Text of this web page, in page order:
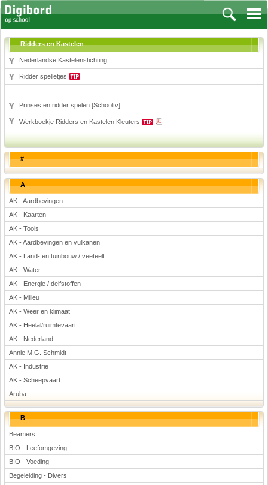
Aardrijkskunde
Biologie
Frans, Duits, Chinees, Spaans
Geschiedenis
Handvaardigheid en Tekenen
Kunst en Cultuur
Levensbeschouwing
Lichamelijke opvoeding
Muziek
Natuurkunde
Nederlands
Rekenen
Scheikunde
Sport
Techniek
Verkeer
Wiskunde
Onderwerpen
Digiborden / touchscreens
Digibordtools
Downloads basisonderwijs
Herfst
Kerstmis
Ridders en Kastelen
Nederlandse Kastelenstichting
Ridder spelletjes
Prinses en ridder spelen [Schooltv]
Werkboekje Ridders en Kastelen Kleuters
#
A
AK - Aardbevingen
AK - Kaarten
AK - Tools
AK - Aardbevingen en vulkanen
AK - Land- en tuinbouw / veeteelt
AK - Water
AK - Energie / delfstoffen
AK - Milieu
AK - Weer en klimaat
AK - Heelal/ruimtevaart
AK - Nederland
Annie M.G. Schmidt
AK - Industrie
AK - Scheepvaart
Aruba
B
Beamers
BIO - Leefomgeving
BIO - Voeding
Begeleiding - Divers